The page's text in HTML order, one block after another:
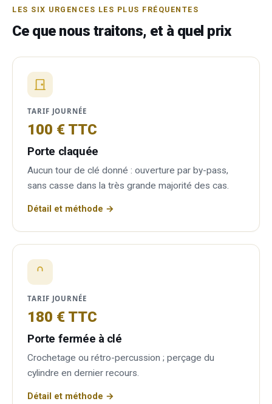
LES SIX URGENCES LES PLUS FRÉQUENTES
Ce que nous traitons, et à quel prix
TARIF JOURNÉE
100 € TTC
Porte claquée
Aucun tour de clé donné : ouverture par by-pass,
sans casse dans la très grande majorité des cas.
Détail et méthode →
TARIF JOURNÉE
180 € TTC
Porte fermée à clé
Crochetage ou rétro-percussion ; perçage du
cylindre en dernier recours.
Détail et méthode →